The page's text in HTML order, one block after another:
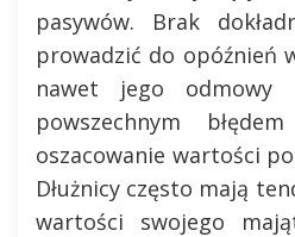
pasywów. Brak
prowadzić do opóźnień
nawet jego odmowy
powszechnym
oszacowanie wartości
Dłużnicy często mają
wartości swojego